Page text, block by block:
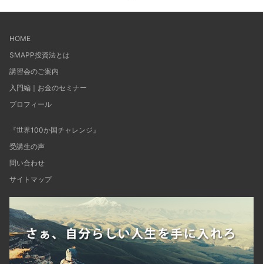
HOME
SMAPP投資法とは
講習会のご案内
入門編｜お金のセミナー
プロフィール
『世界100か国チャレンジ』
受講生の声
問い合わせ
サイトマップ